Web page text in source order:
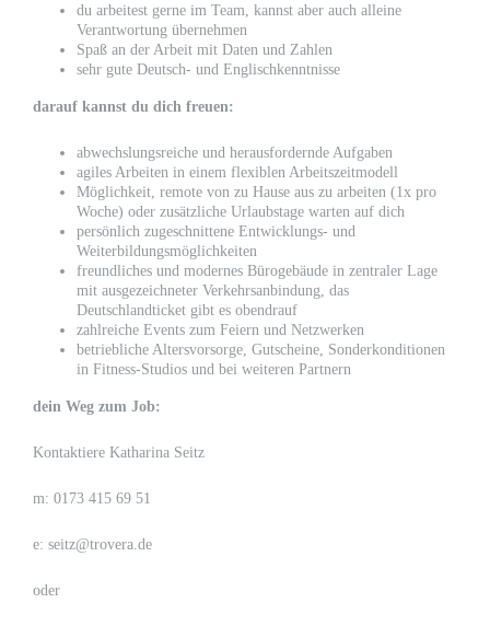
du arbeitest gerne im Team, kannst aber auch alleine
Verantwortung übernehmen
Spaß an der Arbeit mit Daten und Zahlen
sehr gute Deutsch- und Englischkenntnisse
darauf kannst du dich freuen:
abwechslungsreiche und herausfordernde Aufgaben
agiles Arbeiten in einem flexiblen Arbeitszeitmodell
Möglichkeit, remote von zu Hause aus zu arbeiten (1x pro
Woche) oder zusätzliche Urlaubstage warten auf dich
persönlich zugeschnittene Entwicklungs- und
Weiterbildungsmöglichkeiten
freundliches und modernes Bürogebäude in zentraler Lage
mit ausgezeichneter Verkehrsanbindung, das
Deutschlandticket gibt es obendrauf
zahlreiche Events zum Feiern und Netzwerken
betriebliche Altersvorsorge, Gutscheine, Sonderkonditionen
in Fitness-Studios und bei weiteren Partnern
dein Weg zum Job:
Kontaktiere Katharina Seitz
m: 0173 415 69 51
e: seitz@trovera.de
oder